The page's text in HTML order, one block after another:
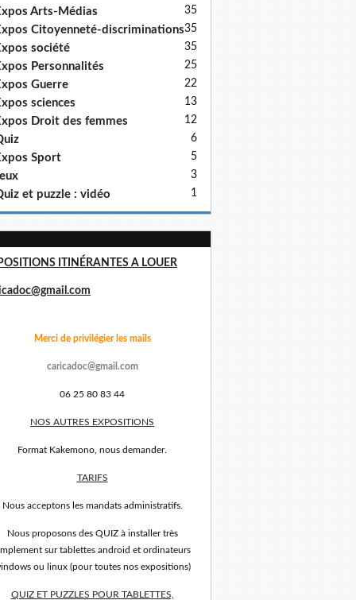
Arts-Médias 35
Citoyenneté-discriminations35
société 35
Personnalités 25
Guerre 22
sciences 13
Droit des femmes 12
6
Sport 5
3
et puzzle : vidéo 1
ITINÉRANTES A LOUER
Merci de privilégier les mails
caricadoc@gmail.com
06 25 80 83 44
NOS AUTRES EXPOSITIONS
Format Kakemono, nous demander.
TARIFS
Nous acceptons les mandats administratifs.
Nous proposons des QUIZ à installer très
sur tablettes android et ordinateurs
ou linux (pour toutes nos expositions)
QUIZ ET PUZZLES POUR TABLETTES,